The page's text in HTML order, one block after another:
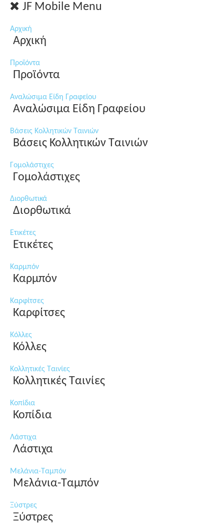
JF Mobile Menu
Αρχική
Αρχική
Προϊόντα
Προϊόντα
Αναλώσιμα Είδη Γραφείου
Αναλώσιμα Είδη Γραφείου
Βάσεις Κολλητικών Ταινιών
Βάσεις Κολλητικών Ταινιών
Γομολάστιχες
Γομολάστιχες
Διορθωτικά
Διορθωτικά
Ετικέτες
Ετικέτες
Καρμπόν
Καρμπόν
Καρφίτσες
Καρφίτσες
Κόλλες
Κόλλες
Κολλητικές Ταινίες
Κολλητικές Ταινίες
Κοπίδια
Κοπίδια
Λάστιχα
Λάστιχα
Μελάνια-Ταμπόν
Μελάνια-Ταμπόν
Ξύστρες
Ξύστρες